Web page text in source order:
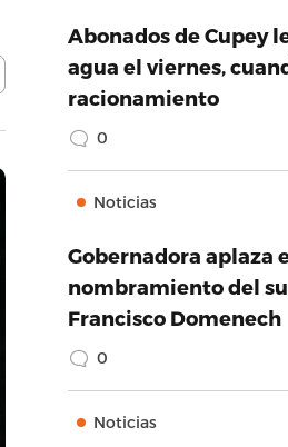
Abonados de Cupey
agua el viernes,
racionamiento
0
Noticias
Gobernadora aplaza
nombramiento del
Francisco Domenech
0
Noticias